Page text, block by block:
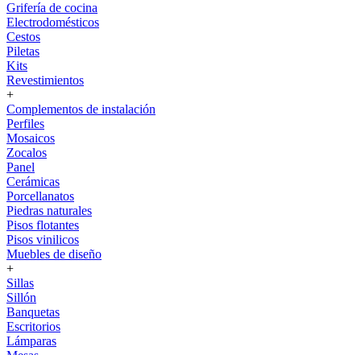
Grifería de cocina
Electrodomésticos
Cestos
Piletas
Kits
Revestimientos
+
Complementos de instalación
Perfiles
Mosaicos
Zocalos
Panel
Cerámicas
Porcellanatos
Piedras naturales
Pisos flotantes
Pisos vinilicos
Muebles de diseño
+
Sillas
Sillón
Banquetas
Escritorios
Lámparas